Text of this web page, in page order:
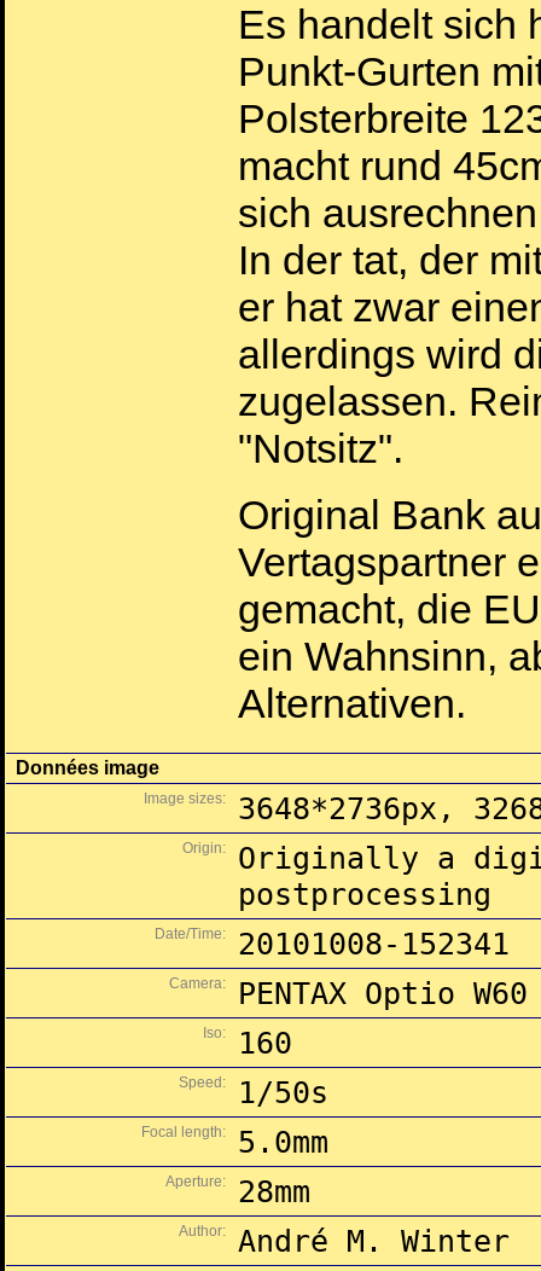
Es handelt sich
Punkt-Gurten
Polsterbreite
macht rund
sich
In der tat, der
er hat zwar
allerdings wird
zugelassen.
"Notsitz".
Original Bank
Vertagspartner
gemacht, die
ein Wahnsinn,
Alternativen.
Données image
Image sizes: 3648*2736px,
Origin:
Originally a
postprocessing
Date/Time: 20101008-152341
Camera: PENTAX Optio W60
Iso: 160
Speed: 1/50s
Focal length: 5.0mm
Aperture: 28mm
Author: André M. Winter